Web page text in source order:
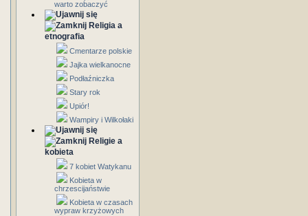
warto zobaczyć
Religia a
etnografia
Cmentarze polskie
Jajka wielkanocne
Podłaźniczka
Stary rok
Upiór!
Wampiry i Wilkołaki
Religie a
kobieta
7 kobiet Watykanu
Kobieta w
chrzescijaństwie
Kobieta w czasach
wypraw krzyżowych